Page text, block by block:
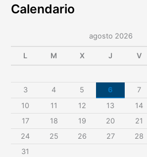
o
s
n
Calendario
agosto 2026
L M X J V
3
4 5 6 7
10
11 12 13 14
17
18 19 20 21
24
25 26 27 28
31